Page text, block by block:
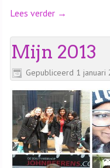
Lees verder →
Mijn 2013
Gepubliceerd 1 januari